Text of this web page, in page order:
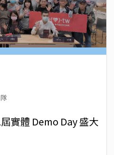
實體 Demo Day 盛大